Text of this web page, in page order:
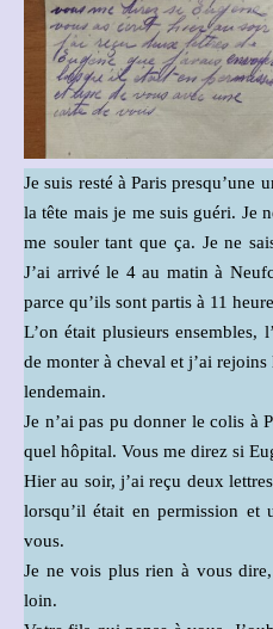
Je suis resté à Paris presqu’une
la tête mais je me suis guéri. Je
me souler tant que ça. Je ne
J’ai arrivé le 4 au matin à
parce qu’ils sont partis à 11
L’on était plusieurs ensembles,
de monter à cheval et j’ai rejoins
lendemain.
Je n’ai pas pu donner le colis à
quel hôpital. Vous me direz si
Hier au soir, j’ai reçu deux
lorsqu’il était en permission et
vous.
Je ne vois plus rien à vous
loin.